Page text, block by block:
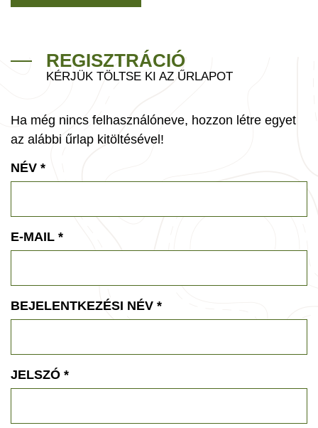
REGISZTRÁCIÓ
KÉRJÜK TÖLTSE KI AZ ŰRLAPOT
Ha még nincs felhasználóneve, hozzon létre egyet
az alábbi űrlap kitöltésével!
NÉV *
E-MAIL *
BEJELENTKEZÉSI NÉV *
JELSZÓ *